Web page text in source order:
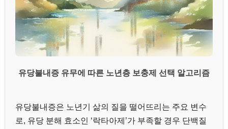
유당불내증 유무에 따른 노년층 보충제 선택 알고리즘
유당불내증은 노년기 삶의 질을 떨어뜨리는 주요 변수
로, 유당 분해 효소인 ‘락타아제’가 부족할 경우 단백질